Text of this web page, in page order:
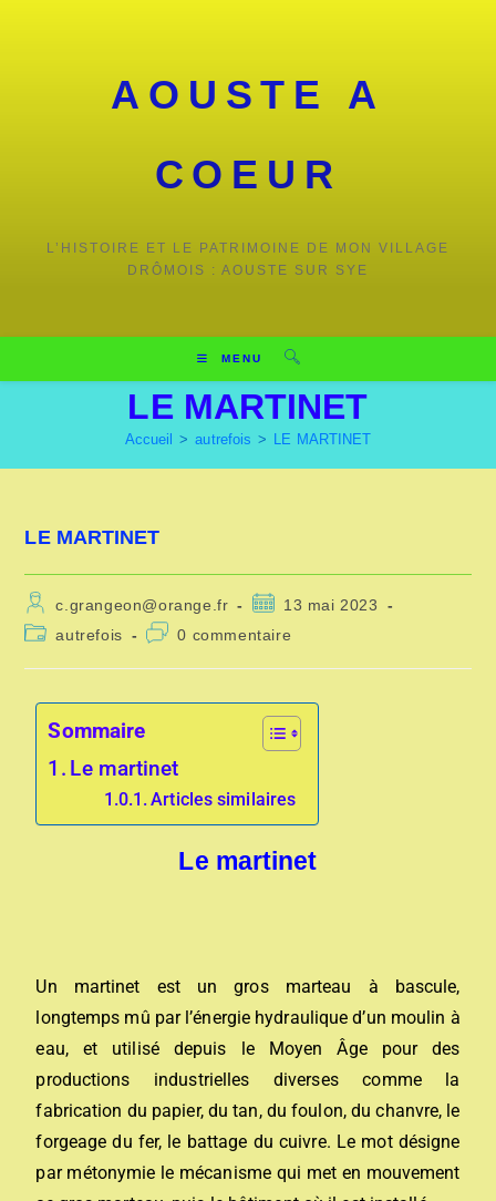
AOUSTE A
COEUR
L’HISTOIRE ET LE PATRIMOINE DE MON VILLAGE
DRÔMOIS : AOUSTE SUR SYE
MENU
LE MARTINET
Accueil > autrefois > LE MARTINET
LE MARTINET
c.grangeon@orange.fr
13 mai 2023
autrefois
0 commentaire
Sommaire
Le martinet
Articles similaires
Le martinet
Un martinet est un gros marteau à bascule,
longtemps mû par l’énergie hydraulique d’un moulin à
eau, et utilisé depuis le Moyen Âge pour des
productions industrielles diverses comme la
fabrication du papier, du tan, du foulon, du chanvre, le
forgeage du fer, le battage du cuivre. Le mot désigne
par métonymie le mécanisme qui met en mouvement